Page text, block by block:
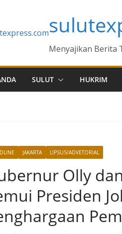
Menyajikan Berita
SULUT HUKRIM
JAKARTA LIPSUS/ADVETORIAL
Olly
Presiden